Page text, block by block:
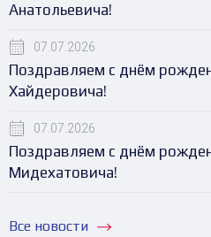
Анатольевича!
07.07.2026
Поздравляем с днём
Хайдеровича!
07.07.2026
Поздравляем с днём
Мидехатовича!
Все новости